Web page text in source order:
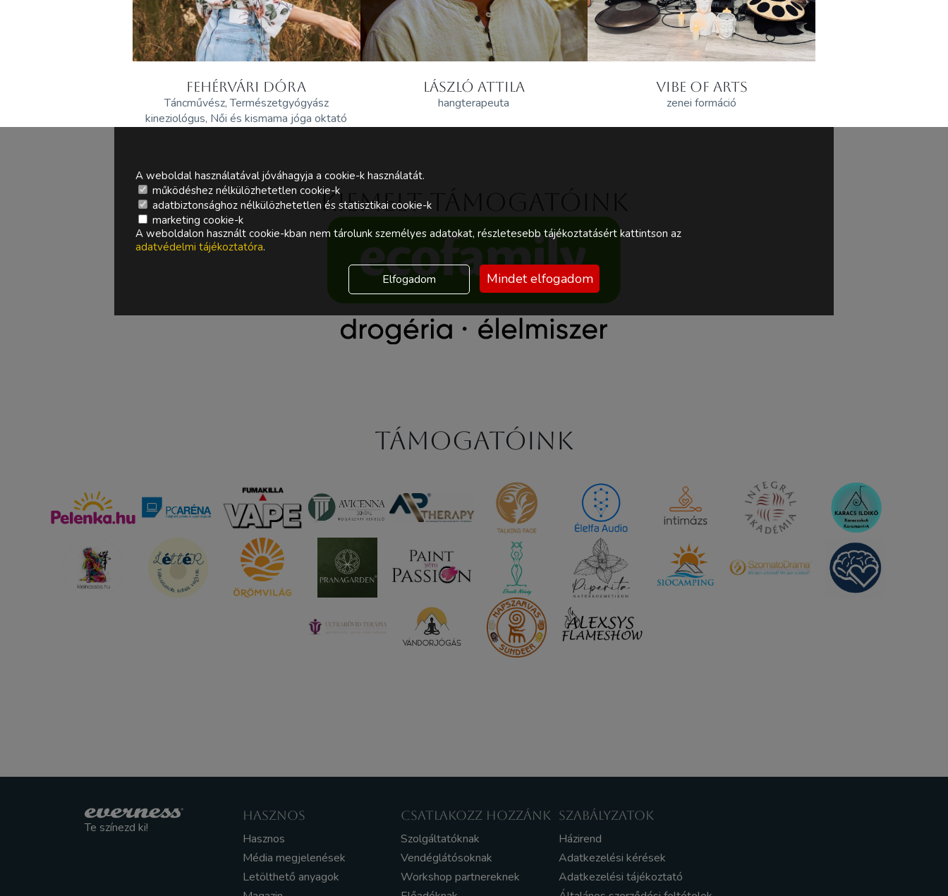
FEHÉRVÁRI DÓRA
Táncművész, Természetgyógyász
kineziológus, Női és kismama jóga oktató
LÁSZLÓ ATTILA
hangterapeuta
VIBE OF ARTS
zenei formáció
Kiemelt támogatóink
Támogatóink
Te színezd ki!
HASZNOS
Hasznos
Média megjelenések
Letölthető anyagok
CSATLAKOZZ HOZZÁNK
Szolgáltatóknak
Vendéglátósoknak
Workshop partnereknek
SZABÁLYZATOK
Házirend
Adatkezelési kérések
Adatkezelési tájékoztató
A weboldal használatával jóváhagyja a cookie-k használatát.
működéshez nélkülözhetetlen cookie-k
adatbiztonsághoz nélkülözhetetlen és statisztikai cookie-k
marketing cookie-k
A weboldalon használt cookie-kban nem tárolunk személyes adatokat, részletesebb tájékoztatásért kattintson az
adatvédelmi tájékoztatóra.
Elfogadom Mindet elfogadom